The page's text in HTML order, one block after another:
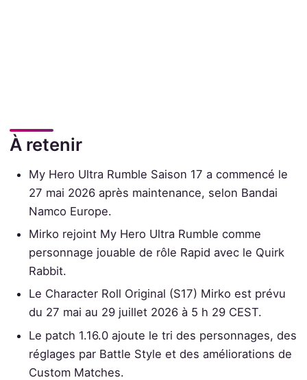
À retenir
My Hero Ultra Rumble Saison 17 a commencé le
27 mai 2026 après maintenance, selon Bandai
Namco Europe.
Mirko rejoint My Hero Ultra Rumble comme
personnage jouable de rôle Rapid avec le Quirk
Rabbit.
Le Character Roll Original (S17) Mirko est prévu
du 27 mai au 29 juillet 2026 à 5 h 29 CEST.
Le patch 1.16.0 ajoute le tri des personnages, des
réglages par Battle Style et des améliorations de
Custom Matches.